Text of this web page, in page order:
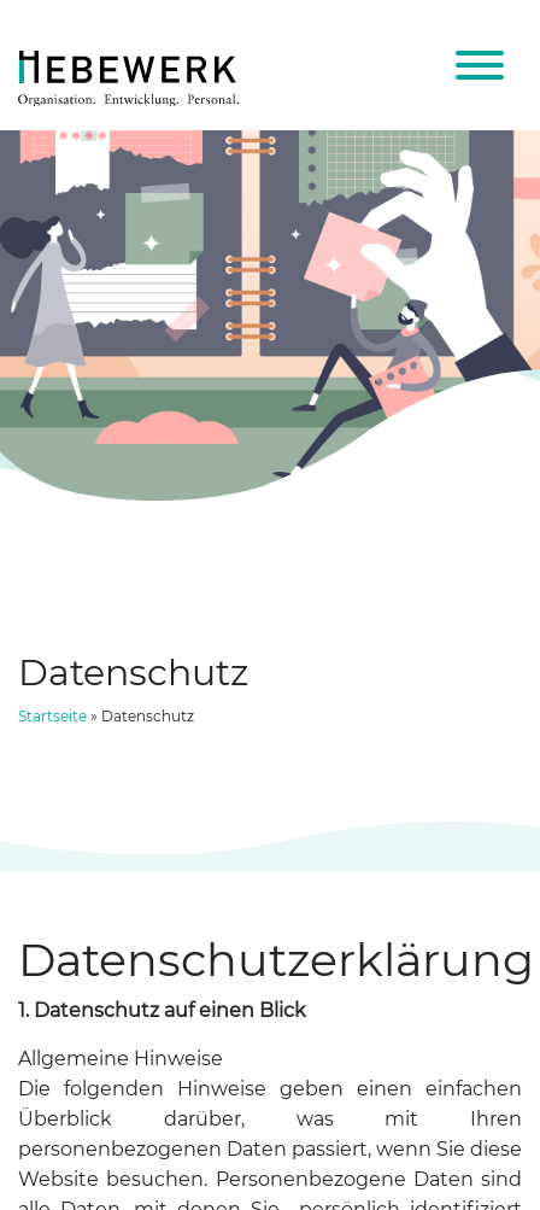
Datenschutz
Startseite » Datenschutz
Datenschutzerklärung
1. Datenschutz auf einen Blick
Allgemeine Hinweise
Die folgenden Hinweise geben einen einfachen
Überblick darüber, was mit Ihren
personenbezogenen Daten passiert, wenn Sie diese
Website besuchen. Personenbezogene Daten sind